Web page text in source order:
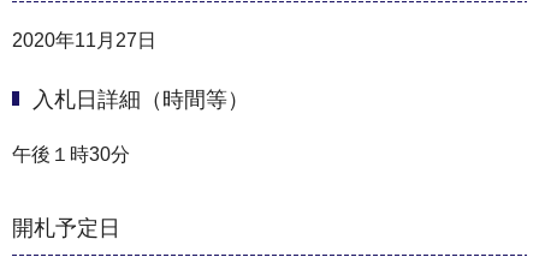
2020年11月27日
入札日詳細（時間等）
午後１時30分
開札予定日